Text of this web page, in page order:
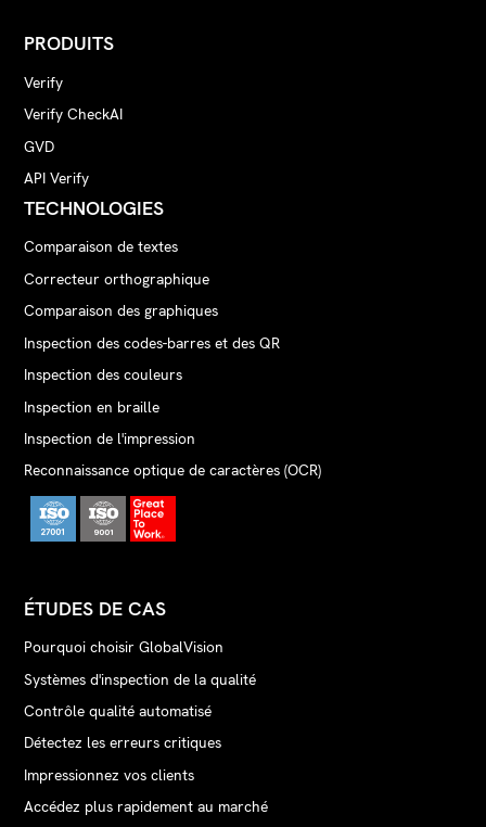
PRODUITS
Verify
Verify CheckAI
GVD
API Verify
TECHNOLOGIES
Comparaison de textes
Correcteur orthographique
Comparaison des graphiques
Inspection des codes-barres et des QR
Inspection des couleurs
Inspection en braille
Inspection de l'impression
Reconnaissance optique de caractères (OCR)
ÉTUDES DE CAS
Pourquoi choisir GlobalVision
Systèmes d'inspection de la qualité
Contrôle qualité automatisé
Détectez les erreurs critiques
Impressionnez vos clients
Accédez plus rapidement au marché